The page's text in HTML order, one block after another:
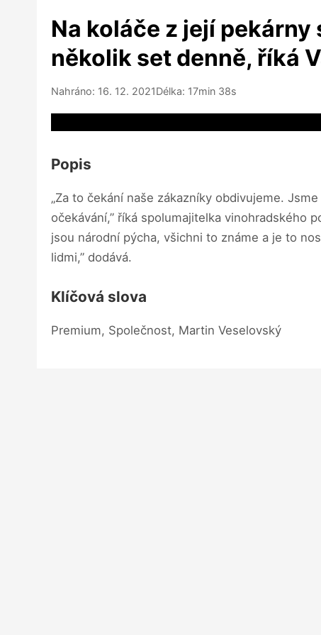
Na koláče z její
několik set denně, říká
Nahráno: 16. 12. 2021Délka: 17min 38s
Popis
„Za to čekání naše zákazníky obdivujeme.
očekávání,” říká spolumajitelka vinohradského
jsou národní pýcha, všichni to známe a je to
lidmi,” dodává.
Klíčová slova
Premium, Společnost, Martin Veselovský